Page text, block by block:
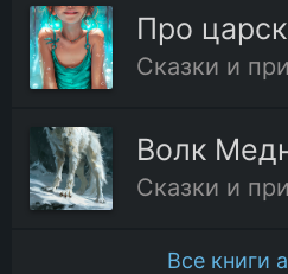
Про
Сказки и
Волк
Сказки и
Все книги